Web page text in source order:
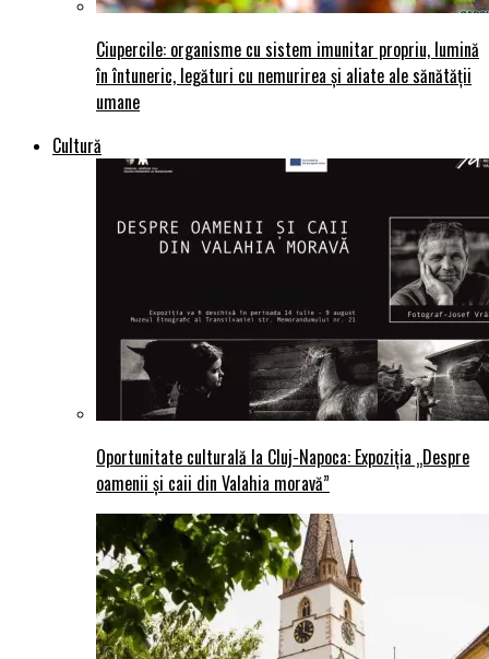
Ciupercile: organisme cu sistem imunitar propriu, lumină
în întuneric, legături cu nemurirea și aliate ale sănătății
umane
Cultură
Oportunitate culturală la Cluj-Napoca: Expoziția „Despre
oamenii și caii din Valahia moravă”